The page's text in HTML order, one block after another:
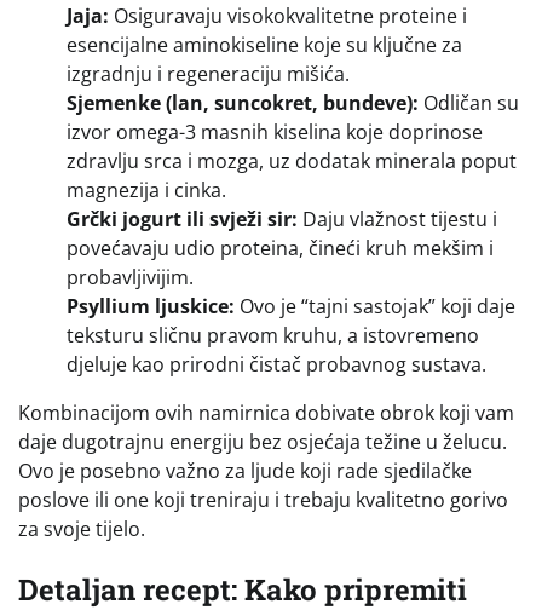
Jaja: Osiguravaju visokokvalitetne proteine i
esencijalne aminokiseline koje su ključne za
izgradnju i regeneraciju mišića.
Sjemenke (lan, suncokret, bundeve): Odličan su
izvor omega-3 masnih kiselina koje doprinose
zdravlju srca i mozga, uz dodatak minerala poput
magnezija i cinka.
Grčki jogurt ili svježi sir: Daju vlažnost tijestu i
povećavaju udio proteina, čineći kruh mekšim i
probavljivijim.
Psyllium ljuskice: Ovo je “tajni sastojak” koji daje
teksturu sličnu pravom kruhu, a istovremeno
djeluje kao prirodni čistač probavnog sustava.
Kombinacijom ovih namirnica dobivate obrok koji vam
daje dugotrajnu energiju bez osjećaja težine u želucu.
Ovo je posebno važno za ljude koji rade sjedilačke
poslove ili one koji treniraju i trebaju kvalitetno gorivo
za svoje tijelo.
Detaljan recept: Kako pripremiti